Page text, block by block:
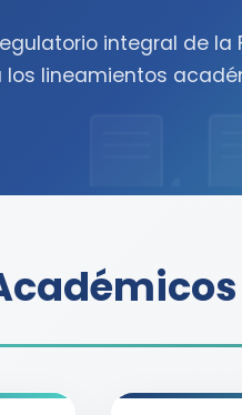
integral de
los lineamientos